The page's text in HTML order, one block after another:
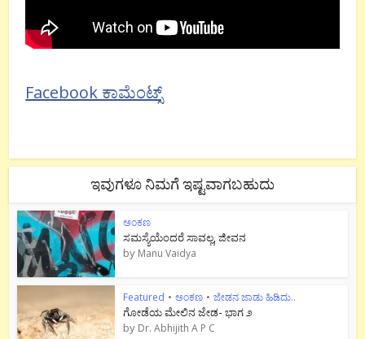
Facebook ಕಾಮೆಂಟ್ಸ್
ಇವುಗಳೂ ನಿಮಗೆ ಇಷ್ಟವಾಗಬಹುದು
ಅಂಕಣ
ಸಮಸ್ಯೆಯೆಂದರೆ ಸಾವಲ್ಲ, ಜೀವನ
by Manu Vaidya
Featured • ಅಂಕಣ • ಜೇಡನ ಜಾಡು ಹಿಡಿದು..
ಗೋಡೆಯ ಮೇಲಿನ ಜೇಡ- ಭಾಗ ೨
by Dr. Abhijith A P C